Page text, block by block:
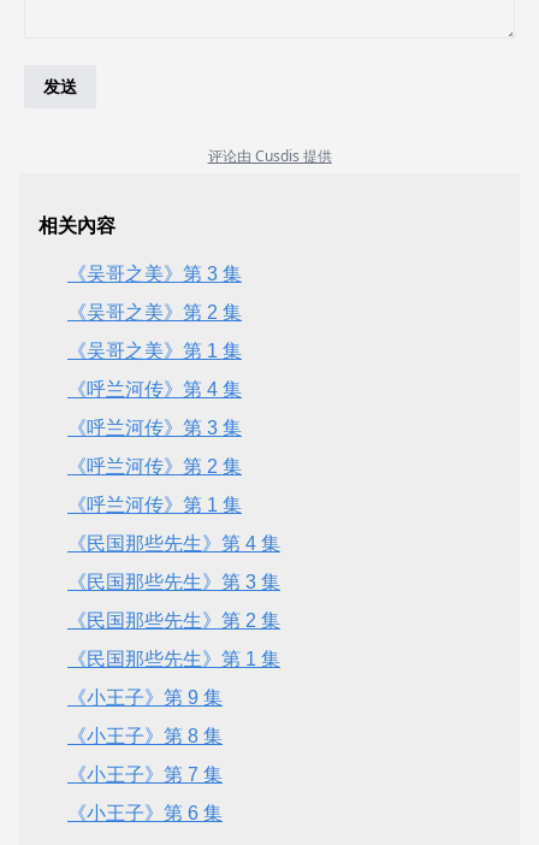
相关內容
《吴哥之美》第 3 集
《吴哥之美》第 2 集
《吴哥之美》第 1 集
《呼兰河传》第 4 集
《呼兰河传》第 3 集
《呼兰河传》第 2 集
《呼兰河传》第 1 集
《民国那些先生》第 4 集
《民国那些先生》第 3 集
《民国那些先生》第 2 集
《民国那些先生》第 1 集
《小王子》第 9 集
《小王子》第 8 集
《小王子》第 7 集
《小王子》第 6 集